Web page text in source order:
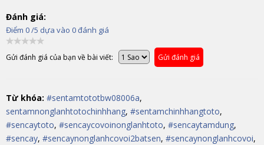
Đánh giá:
Điểm 0/5 dựa vào 0đánh giá
Gửi đánh giá của bạn về bài viết: Gửi đánh giá
Từ khóa: #sentamtototbw08006a,
sentamnonglanhtotochinhhang, #sentamchinhhangtoto,
#sencaytoto, #sencaycovoinonglanhtoto, #sencaytamdung,
#sencay, #sencaynonglanhcovoi2batsen, #sencaynonglanhcovoi,